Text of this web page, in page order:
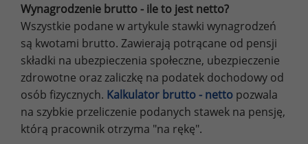
Wynagrodzenie brutto - ile to jest netto?
Wszystkie podane w artykule stawki wynagrodzeń
są kwotami brutto. Zawierają potrącane od pensji
składki na ubezpieczenia społeczne, ubezpieczenie
zdrowotne oraz zaliczkę na podatek dochodowy od
osób fizycznych. Kalkulator brutto - netto pozwala
na szybkie przeliczenie podanych stawek na pensję,
którą pracownik otrzyma "na rękę".